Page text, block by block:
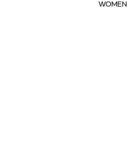
WOMEN